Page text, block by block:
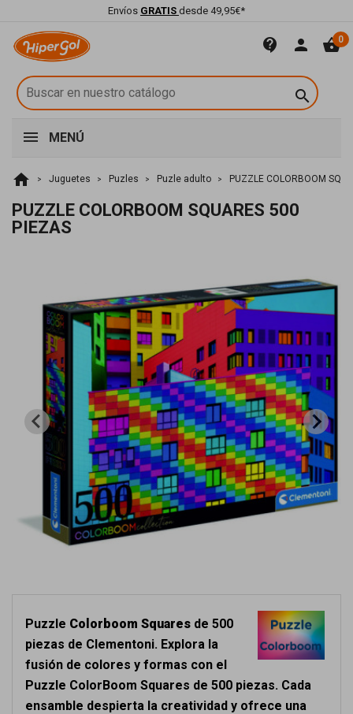
Envíos GRATIS desde 49,95€*
contact_support person shopping_basket0

MENÚ
home Juguetes Puzles Puzle adulto PUZZLE COLORBOOM
PUZZLE COLORBOOM SQUARES 500
PIEZAS
Puzzle Colorboom Squares de 500
piezas de Clementoni. Explora la
fusión de colores y formas con el
Puzzle ColorBoom Squares de 500 piezas. Cada
ensamble despierta la creatividad y ofrece una